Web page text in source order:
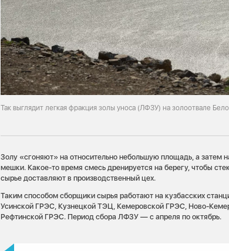
Так выглядит легкая фракция золы уноса (ЛФЗУ) на золоотвале
Золу «сгоняют» на относительно небольшую площадь, а затем
мешки. Какое-то время смесь дренируется на берегу, чтобы
сырье доставляют в производственный цех.
Таким способом сборщики сырья работают на кузбасских
Усинской ГРЭС, Кузнецкой ТЭЦ, Кемеровской ГРЭС, Ново-
Рефтинской ГРЭС. Период сбора ЛФЗУ — с апреля по октябрь.